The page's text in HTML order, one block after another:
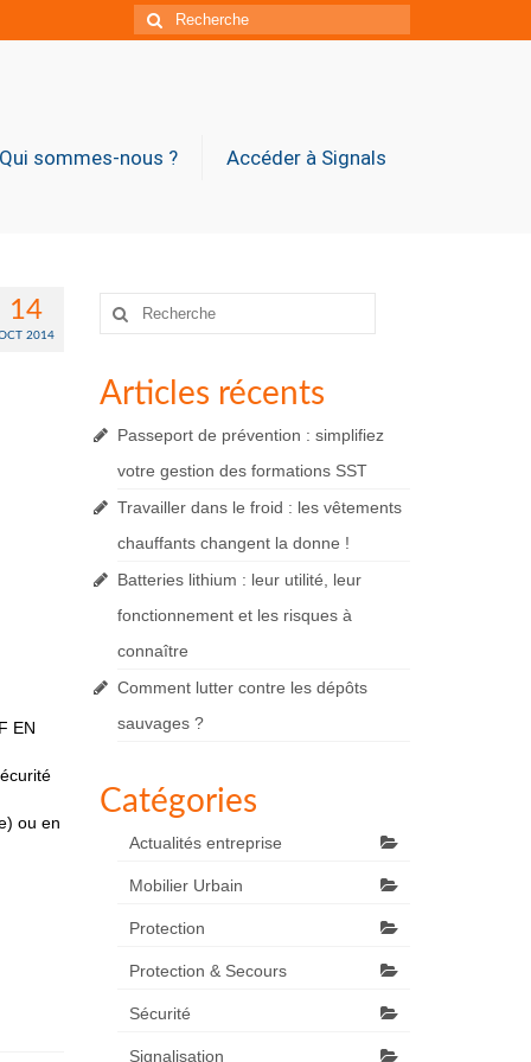
Rechercher
:
Qui sommes-nous ? Accéder à Signals
14
2014
EN
ou en
Rechercher
Articles récents
Passeport de prévention : simplifiez
votre gestion des formations SST
Travailler dans le froid : les vêtements
chauffants changent la donne !
Batteries lithium : leur utilité, leur
fonctionnement et les risques à
connaître
Comment lutter contre les dépôts
sauvages ?
Catégories
Actualités entreprise
Mobilier Urbain
Protection
Protection & Secours
Sécurité
Signalisation